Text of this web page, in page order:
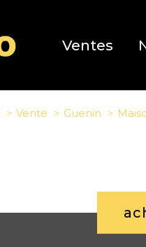
Ventes
Vente Guenin